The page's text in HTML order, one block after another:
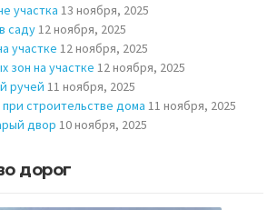
участка 13 ноября, 2025
саду12 ноября, 2025
участке 12 ноября, 2025
зон на участке 12 ноября, 2025
ручей 11 ноября, 2025
строительстве дома 11 ноября, 2025
двор 10 ноября, 2025
дорог